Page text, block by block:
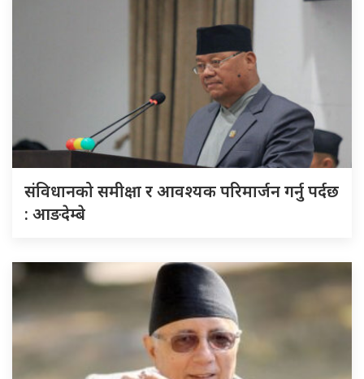
संविधानको समीक्षा र आवश्यक परिमार्जन गर्नु पर्दछ
: आङदेम्बे